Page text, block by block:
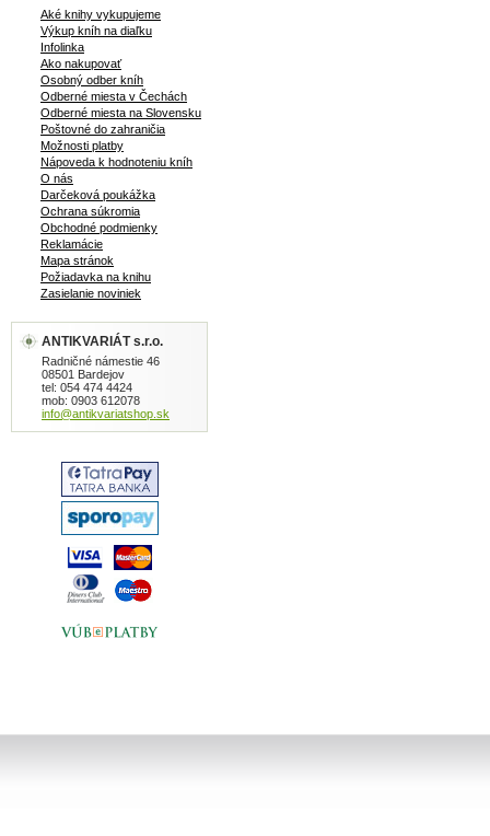
Aké knihy vykupujeme
Výkup kníh na diaľku
Infolinka
Ako nakupovať
Osobný odber kníh
Odberné miesta v Čechách
Odberné miesta na Slovensku
Poštovné do zahraničia
Možnosti platby
Nápoveda k hodnoteniu kníh
O nás
Darčeková poukážka
Ochrana súkromia
Obchodné podmienky
Reklamácie
Mapa stránok
Požiadavka na knihu
Zasielanie noviniek
ANTIKVARIÁT s.r.o.
Radničné námestie 46
08501 Bardejov
tel: 054 474 4424
mob: 0903 612078
info@antikvariatshop.sk